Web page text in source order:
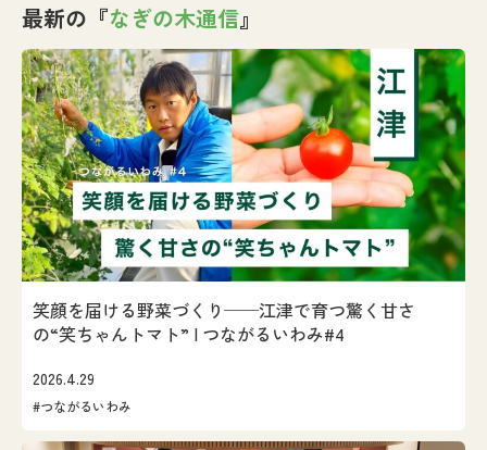
最新の『なぎの木通信』
笑顔を届ける野菜づくり──江津で育つ驚く甘さ
の“笑ちゃんトマト” | つながるいわみ#4
2026.4.29
#つながるいわみ